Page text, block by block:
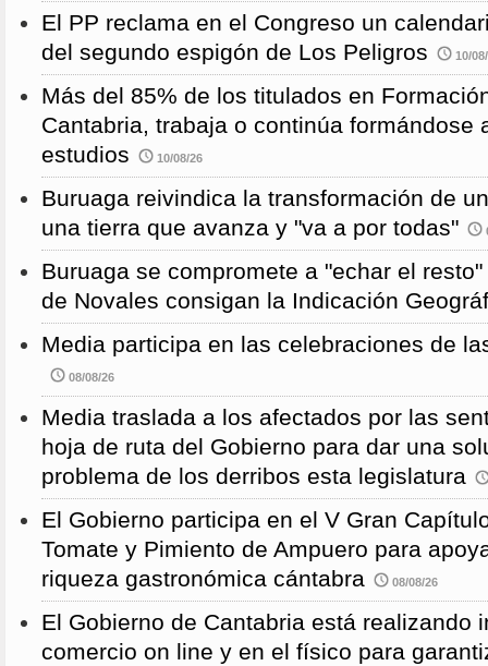
El PP reclama en el Congreso un
del segundo espigón de Los Peligros
10/
Más del 85% de los titulados en
Cantabria, trabaja o continúa formándose
estudios
10/08/26
Buruaga reivindica la transformación de
una tierra que avanza y "va a por todas"
Buruaga se compromete a "echar el
de Novales consigan la Indicación
Media participa en las celebraciones de
08/08/26
Media traslada a los afectados por las
hoja de ruta del Gobierno para dar una
problema de los derribos esta legislatura
El Gobierno participa en el V Gran
Tomate y Pimiento de Ampuero para
riqueza gastronómica cántabra
08/08/26
El Gobierno de Cantabria está realizando
comercio on line y en el físico para